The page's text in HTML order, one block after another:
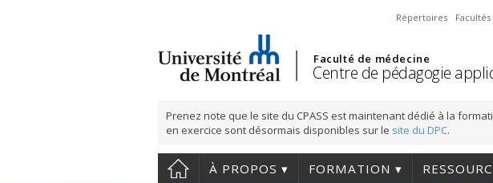
Répertoires Facultés
Faculté de médecine
Centre de pédagogie
Prenez note que le site du CPASS est maintenant dédié à la
en exercice sont désormais disponibles sur le site du DPC.
À PROPOS FORMATION